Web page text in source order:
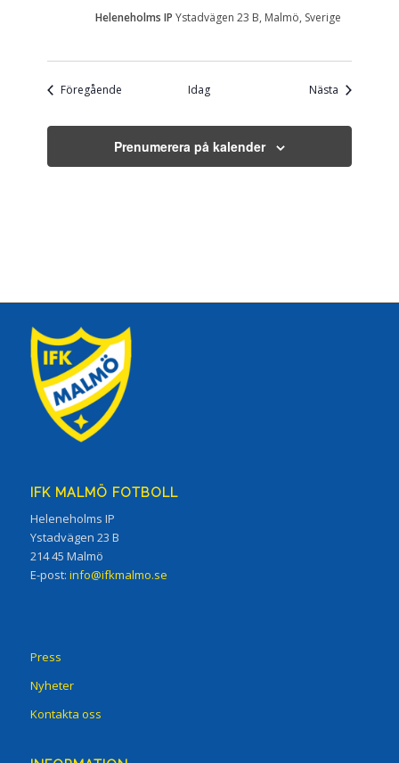
Heleneholms IPYstadvägen 23 B, Malmö, Sverige
Föregående Idag NästaEvenemang
Prenumerera på kalender
IFK MALMÖ FOTBOLL
Heleneholms IP
Ystadvägen 23 B
214 45 Malmö
E-post: info@ifkmalmo.se
Press
Nyheter
Kontakta oss